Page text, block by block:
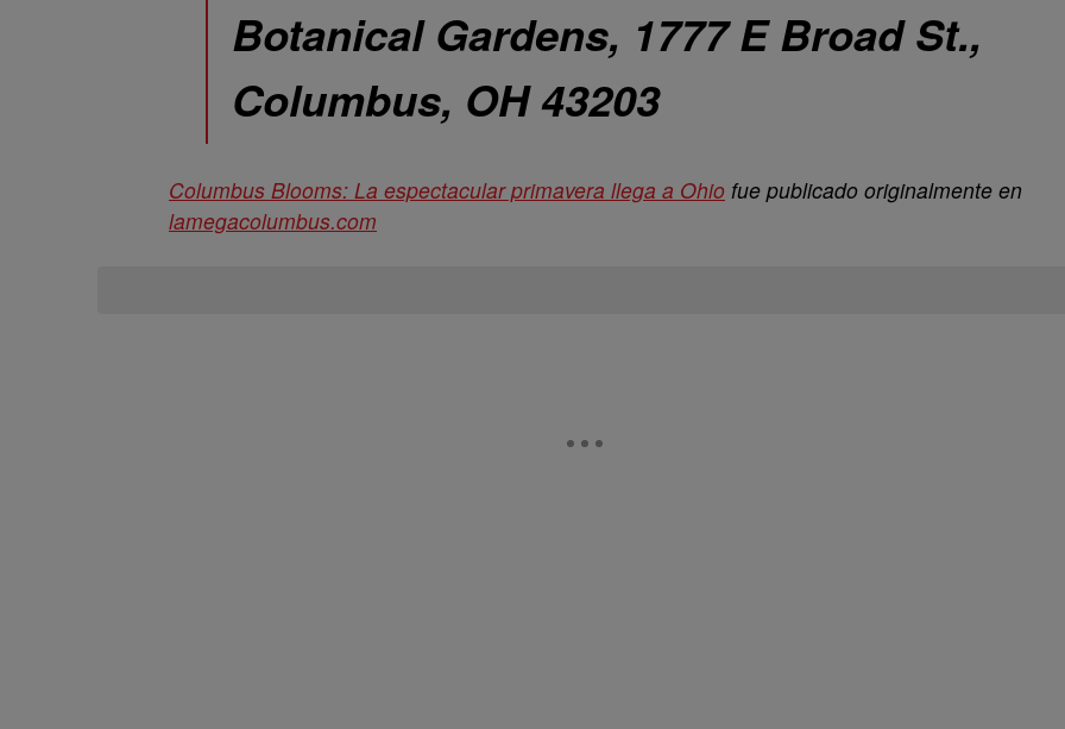
Botanical Gardens, 1777 E Broad St.,
Columbus, OH 43203
Columbus Blooms: La espectacular primavera llega a Ohio fue publicado originalmente en
lamegacolumbus.com